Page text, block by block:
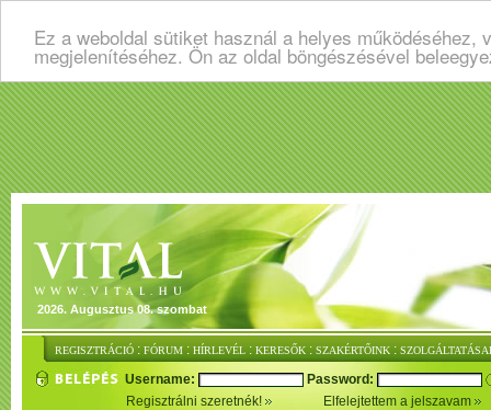
Ez a weboldal sütiket használ a helyes
megjelenítéséhez. Ön az oldal böngészésével
2026. Augusztus 08. szombat
REGISZTRÁCIÓ : FÓRUM : HÍRLEVÉL : KERESŐK : SZAKÉRTŐINK :
Username:
Password:
Regisztrálni szeretnék!
Elfelejtettem a jelszavam